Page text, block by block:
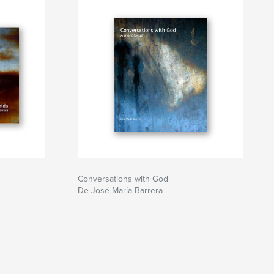
Conversations with God
De José María Barrera